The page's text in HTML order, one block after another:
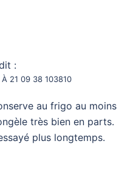
:
À 21 09 38 103810
au frigo au moins
très bien en parts.
plus longtemps.